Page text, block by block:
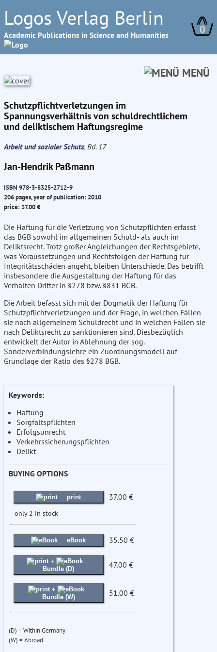
Logos Verlag Berlin
Academic Publications in Science and Humanities 0
MENÜ
Schutzpflichtverletzungen im
Spannungsverhältnis von schuldrechtlichem
und deliktischem Haftungsregime
Arbeit und sozialer Schutz, Bd. 17
Jan-Hendrik Paßmann
ISBN 978-3-8325-2712-9
206 pages, year of publication: 2010
price: 37.00 €
Die Haftung für die Verletzung von Schutzpflichten erfasst
das BGB sowohl im allgemeinen Schuld- als auch im
Deliktsrecht. Trotz großer Angleichungen der Rechtsgebiete,
was Voraussetzungen und Rechtsfolgen der Haftung für
Integritätsschäden angeht, bleiben Unterschiede. Das betrifft
insbesondere die Ausgestaltung der Haftung für das
Verhalten Dritter in §278 bzw. §831 BGB.
Die Arbeit befasst sich mit der Dogmatik der Haftung für
Schutzpflichtverletzungen und der Frage, in welchen Fällen
sie nach allgemeinem Schuldrecht und in welchen Fällen sie
nach Deliktsrecht zu sanktionieren sind. Diesbezüglich
entwickelt der Autor in Ablehnung der sog.
Sonderverbindungslehre ein Zuordnungsmodell auf
Grundlage der Ratio des §278 BGB.
Keywords:
Haftung
Sorgfaltspflichten
Erfolgsunrecht
Verkehrssicherungspflichten
Delikt
BUYING OPTIONS
print 37.00 €
only 2 in stock
eBook 35.50 €
+
Bundle (D)
47.00 €
+
Bundle (W)
51.00 €
(D) = Within Germany
(W) = Abroad